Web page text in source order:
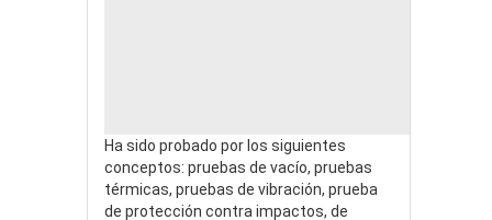
Ha sido probado por los siguientes
conceptos: pruebas de vacío, pruebas
térmicas, pruebas de vibración, prueba
de protección contra impactos, de